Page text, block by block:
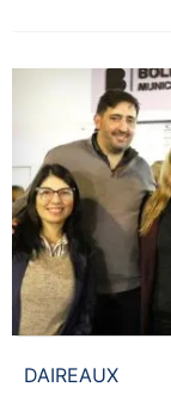
DAIREAUX